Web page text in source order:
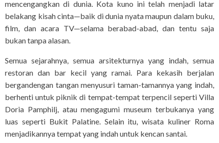
mencengangkan di dunia. Kota kuno ini telah menjadi latar
belakang kisah cinta—baik di dunia nyata maupun dalam buku,
film, dan acara TV—selama berabad-abad, dan tentu saja
bukan tanpa alasan.
Semua sejarahnya, semua arsitekturnya yang indah, semua
restoran dan bar kecil yang ramai. Para kekasih berjalan
bergandengan tangan menyusuri taman-tamannya yang indah,
berhenti untuk piknik di tempat-tempat terpencil seperti Villa
Doria Pamphilj, atau mengagumi museum terbukanya yang
luas seperti Bukit Palatine. Selain itu, wisata kuliner Roma
menjadikannya tempat yang indah untuk kencan santai.